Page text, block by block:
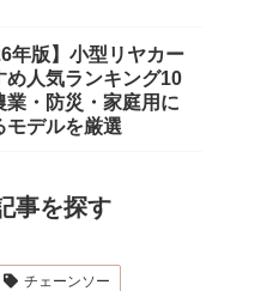
年版】小型リヤカー
め人気ランキング10
業・防災・家庭用に
モデルを厳選
事を探す
チェーンソー